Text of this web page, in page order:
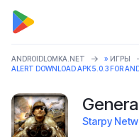
ANDROIDLOMKA.NET » ИГРЫ
ALERT DOWNLOAD APK 5.0.3 FOR
Starpy